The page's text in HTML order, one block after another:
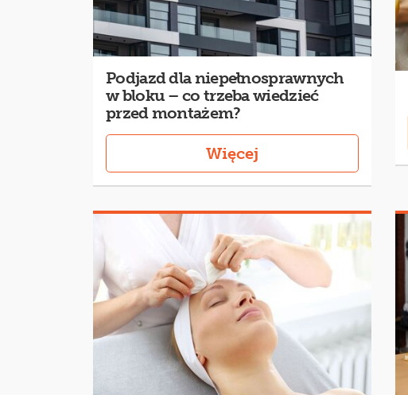
Podjazd dla niepełnosprawnych
w bloku – co trzeba wiedzieć
przed montażem?
Więcej